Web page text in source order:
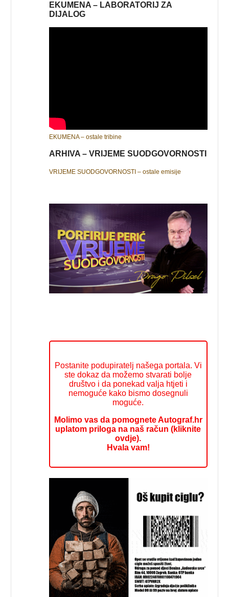
EKUMENA – LABORATORIJ ZA
DIJALOG
EKUMENA – ostale tribine
ARHIVA – VRIJEME SUODGOVORNOSTI
VRIJEME SUODGOVORNOSTI – ostale emisije
Postanite podupiratelj našega portala. Vi
ste dokaz da možemo stvarati bolje
društvo i da ponekad valja htjeti i
nemoguće kako bismo dosegnuli
moguće.
Molimo vas da pomognete Autograf.hr
uplatom priloga na naš račun (kliknite
ovdje).
Hvala vam!